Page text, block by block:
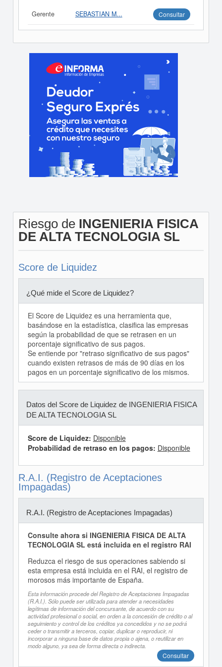
Gerente SEBASTIAN M... Consultar
Riesgo de INGENIERIA FISICA
DE ALTA TECNOLOGIA SL
Score de Liquidez
¿Qué mide el Score de Liquidez?
El Score de Liquidez es una herramienta que,
basándose en la estadística, clasifica las empresas
según la probabilidad de que se retrasen en un
porcentaje significativo de sus pagos.
Se entiende por "retraso significativo de sus pagos"
cuando existen retrasos de más de 90 días en los
pagos en un porcentaje significativo de los mismos.
Datos del Score de Liquidez de INGENIERIA FISICA
DE ALTA TECNOLOGIA SL
Score de Liquidez: Disponible
Probabilidad de retraso en los pagos: Disponible
R.A.I. (Registro de Aceptaciones
Impagadas)
R.A.I. (Registro de Aceptaciones Impagadas)
Consulte ahora si INGENIERIA FISICA DE ALTA
TECNOLOGIA SL está incluida en el registro RAI
Reduzca el riesgo de sus operaciones sabiendo si
esta empresa está incluida en el RAI, el registro de
morosos más importante de España.
Esta información procede del Registro de Aceptaciones Impagadas
(R.A.I.). Sólo puede ser utilizada para atender a necesidades
legítimas de información del concursante, de acuerdo con su
actividad profesional o social, en orden a la concesión de crédito o al
seguimiento y control de los créditos ya concedidos y no se podrá
ceder o transmitir a terceros, copiar, duplicar o reproducir, ni
incorporar a ninguna base de datos propia o ajena, o reutilizar en
modo alguno, ya sea de forma directa o indirecta.
Consultar